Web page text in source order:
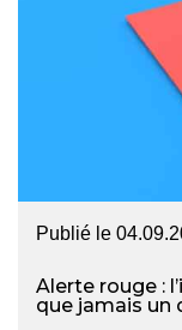
Publié le
Alerte rouge :
que jamais un